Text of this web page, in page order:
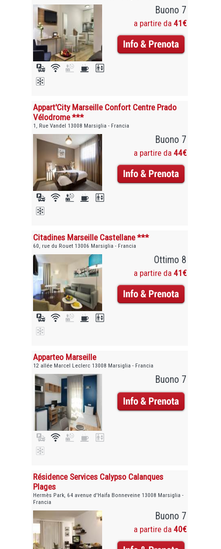
Buono 7
a partire da 41€
Appart'City Marseille Confort Centre Prado
Vélodrome ***
1, Rue Vandel 13008 Marsiglia - Francia
Buono 7
a partire da 44€
Citadines Marseille Castellane ***
60, rue du Rouet 13006 Marsiglia - Francia
Ottimo 8
a partire da 41€
Apparteo Marseille
12 allée Marcel Leclerc 13008 Marsiglia - Francia
Buono 7
Résidence Services Calypso Calanques
Plages
Hermès Park, 64 avenue d'Haifa Bonneveine 13008 Marsiglia -
Francia
Buono 7
a partire da 40€